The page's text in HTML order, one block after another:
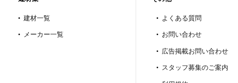
建材一覧
メーカー一覧
よくある質問
お問い合わせ
広告掲載お問い合わせ
スタッフ募集のご案内